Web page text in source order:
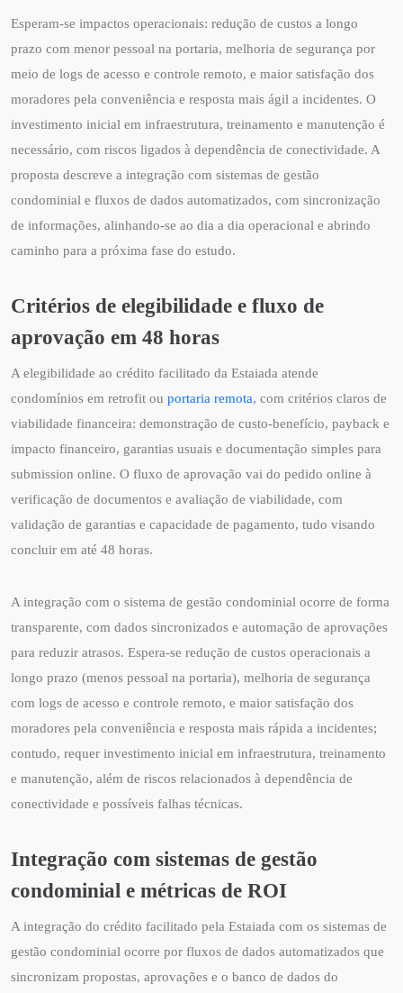
Esperam-se impactos operacionais: redução de custos a longo
prazo com menor pessoal na portaria, melhoria de segurança por
meio de logs de acesso e controle remoto, e maior satisfação dos
moradores pela conveniência e resposta mais ágil a incidentes. O
investimento inicial em infraestrutura, treinamento e manutenção é
necessário, com riscos ligados à dependência de conectividade. A
proposta descreve a integração com sistemas de gestão
condominial e fluxos de dados automatizados, com sincronização
de informações, alinhando-se ao dia a dia operacional e abrindo
caminho para a próxima fase do estudo.
Critérios de elegibilidade e fluxo de
aprovação em 48 horas
A elegibilidade ao crédito facilitado da Estaiada atende
condomínios em retrofit ou portaria remota, com critérios claros de
viabilidade financeira: demonstração de custo-benefício, payback e
impacto financeiro, garantias usuais e documentação simples para
submission online. O fluxo de aprovação vai do pedido online à
verificação de documentos e avaliação de viabilidade, com
validação de garantias e capacidade de pagamento, tudo visando
concluir em até 48 horas.
A integração com o sistema de gestão condominial ocorre de forma
transparente, com dados sincronizados e automação de aprovações
para reduzir atrasos. Espera-se redução de custos operacionais a
longo prazo (menos pessoal na portaria), melhoria de segurança
com logs de acesso e controle remoto, e maior satisfação dos
moradores pela conveniência e resposta mais rápida a incidentes;
contudo, requer investimento inicial em infraestrutura, treinamento
e manutenção, além de riscos relacionados à dependência de
conectividade e possíveis falhas técnicas.
Integração com sistemas de gestão
condominial e métricas de ROI
A integração do crédito facilitado pela Estaiada com os sistemas de
gestão condominial ocorre por fluxos de dados automatizados que
sincronizam propostas, aprovações e o banco de dados do